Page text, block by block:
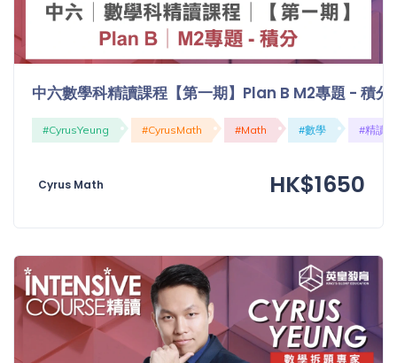
中六數學科精讀課程【第一期】Plan B M2專題 - 積分
#CyrusYeung #CyrusMath #Math #數學 #精讀
Cyrus Math HK$1650